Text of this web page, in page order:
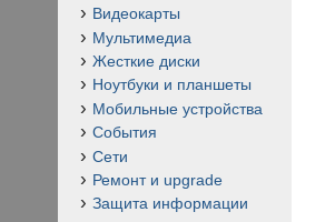
Видеокарты
Мультимедиа
Жесткие диски
Ноутбуки и планшеты
Мобильные устройства
События
Сети
Ремонт и upgrade
Защита информации